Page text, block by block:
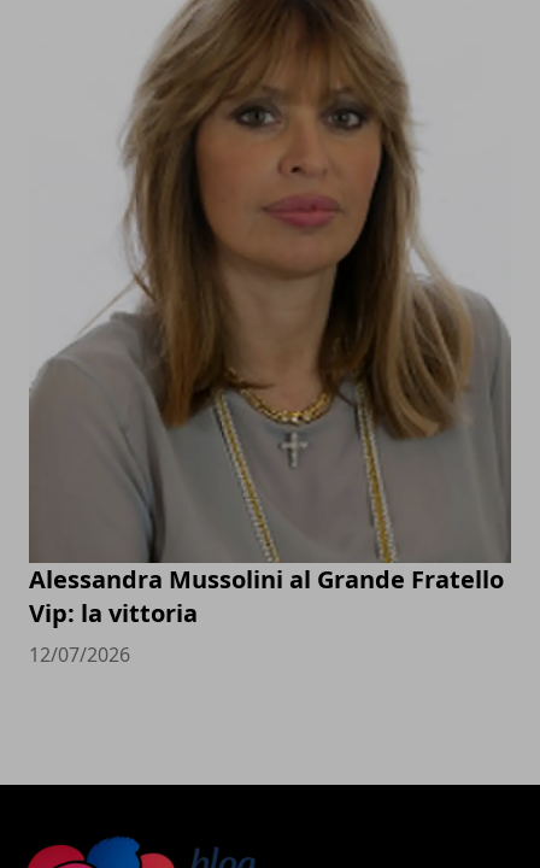
Alessandra Mussolini al Grande Fratello
Vip: la vittoria
12/07/2026